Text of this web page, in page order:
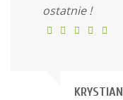
ostatnie !
KRYSTIAN